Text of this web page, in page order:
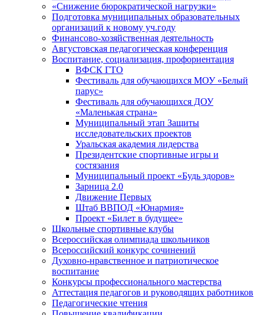
«Снижение бюрократической нагрузки»
Подготовка муниципальных образовательных
организаций к новому уч.году
Финансово-хозяйственная деятельность
Августовская педагогическая конференция
Воспитание, социализация, профориентация
ВФСК ГТО
Фестиваль для обучающихся МОУ «Белый
парус»
Фестиваль для обучающихся ДОУ
«Маленькая страна»
Муниципальный этап Защиты
исследовательских проектов
Уральская академия лидерства
Президентские спортивные игры и
состязания
Муниципальный проект «Будь здоров»
Зарница 2.0
Движение Первых
Штаб ВВПОД «Юнармия»
Проект «Билет в будущее»
Школьные спортивные клубы
Всероссийская олимпиада школьников
Всероссийский конкурс сочинений
Духовно-нравственное и патриотическое
воспитание
Конкурсы профессионального мастерства
Аттестация педагогов и руководящих работников
Педагогические чтения